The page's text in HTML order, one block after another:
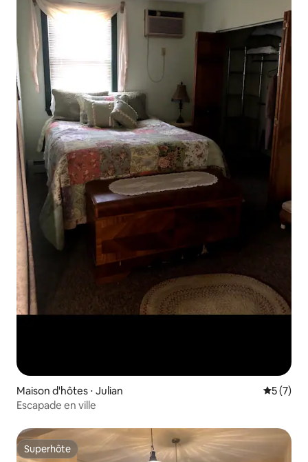
Maison d'hôtes ⋅ Julian
5 (7)
Escapade en ville
Superhôte
Superhôte